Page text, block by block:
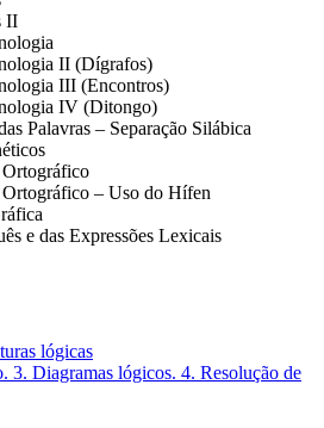
II
II (Dígrafos)
III (Encontros)
IV (Ditongo)
Palavras – Separação Silábica
– Uso do Hífen
e das Expressões Lexicais
lógicas
3. Diagramas lógicos. 4. Resolução de